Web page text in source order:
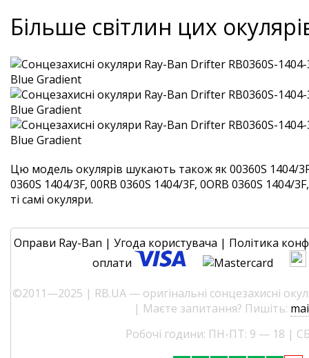
Більше світлин цих
Цю модель окулярів шукають також як 00360S 1404/
0360S 1404/3F, 00RB 0360S 1404/3F, 0ORB 0360S 1404/
ті самі окуляри.
Оправи Ray-Ban | Угода користувача | Політика
оплати
©2011—2025 | RB.UA — оригінальні сонцезахисні
| Маєте запитання? Пишіть:
Робочі години: ПН-ПТ: 9 — 18 |